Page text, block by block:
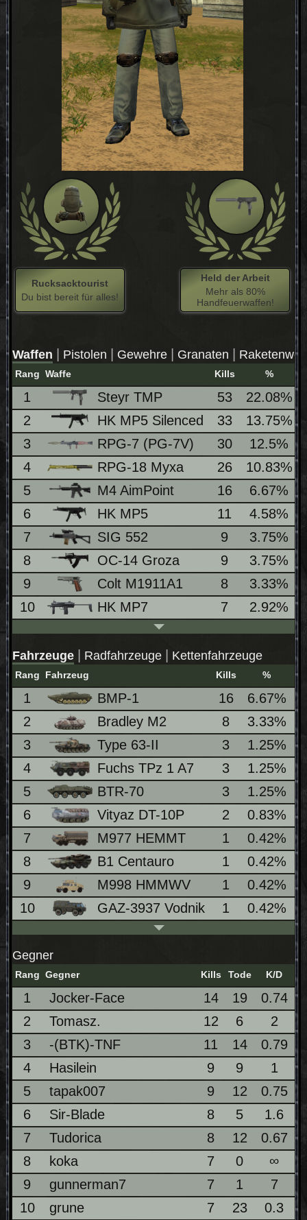
Rucksacktourist
Du bist bereit für alles!
Held der Arbeit
Mehr als 80%
Handfeuerwaffen!
Waffen Pistolen Gewehre Granaten
Rang Waffe Kills %
1 Steyr TMP 53 22.08%
2
HK MP5 Silenced 33 13.75%
3
RPG-7 (PG-7V) 30 12.5%
4
RPG-18 Myxa 26 10.83%
5
M4 AimPoint 16 6.67%
6
HK MP5 11
4.58%
7
SIG 552 9 3.75%
8
OC-14 Groza 9 3.75%
9
Colt M1911A1 8
3.33%
10
HK MP7 7 2.92%
Fahrzeuge Radfahrzeuge Kettenfahrzeuge
Rang Fahrzeug Kills %
1 BMP-1 16 6.67%
2
Bradley M2 8 3.33%
3
Type 63-II 3 1.25%
4
Fuchs TPz 1 A7 3
1.25%
5
BTR-70 3
1.25%
6
Vityaz DT-10P 2 0.83%
7
M977 HEMMT 1
0.42%
8
B1 Centauro 1 0.42%
9
M998 HMMWV 1
0.42%
10
GAZ-3937 Vodnik 1 0.42%
Gegner
Rang Gegner Kills Tode K/D
1 Jocker-Face 14 19
0.74
2
Tomasz. 12 6
2
3
-(BTK)-TNF 11 14
0.79
4
Hasilein 9 9
1
5
tapak007 9 12
0.75
6
Sir-Blade 8 5
1.6
7
Tudorica 8 12
0.67
8
koka 7 0
∞
9
gunnerman7 7 1
7
10
grune 7 23 0.3